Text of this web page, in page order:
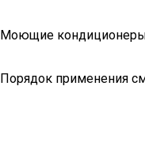
Моющие кондиционеры
Порядок применения